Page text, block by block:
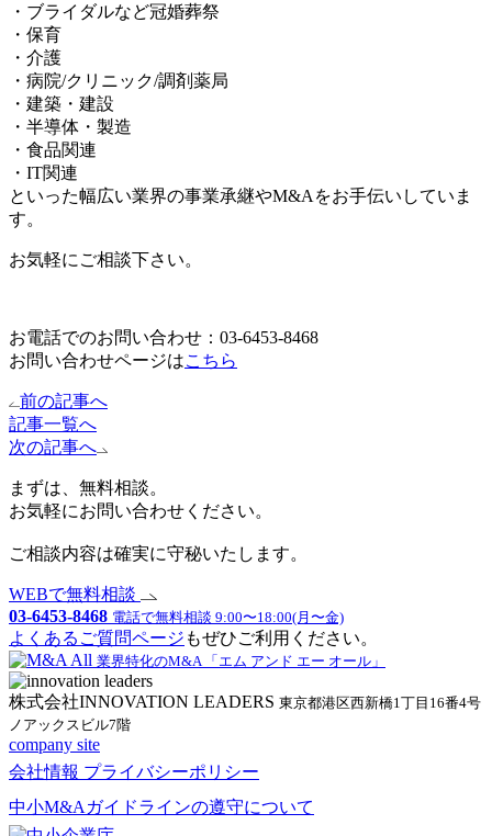
・ブライダルなど冠婚葬祭
・保育
・介護
・病院/クリニック/調剤薬局
・建築・建設
・半導体・製造
・食品関連
・IT関連
といった幅広い業界の事業承継やM&Aをお手伝いしていま
す。
お気軽にご相談下さい。
お電話でのお問い合わせ：03-6453-8468
お問い合わせページはこちら
前の記事へ
記事一覧へ
次の記事へ
まずは、無料相談。
お気軽にお問い合わせください。
ご相談内容は確実に守秘いたします。
WEBで無料相談
03-6453-8468 電話で無料相談 9:00〜18:00(月〜金)
よくあるご質問ページ もぜひご利用ください。
業界特化のM&A 「エム アンド エー オール」
株式会社INNOVATION LEADERS 東京都港区西新橋1丁目16番4号
ノアックスビル7階
company site
会社情報 プライバシーポリシー
中小M&Aガイドラインの遵守について